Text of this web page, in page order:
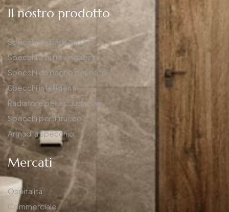
Il nostro prodotto
Specchi da bagno a LED
Specchi a tutta lunghezza
Specchi da bagno per hotel
Specchi intelligenti
Radiatore per asciugamani
Specchi per il trucco
Armadi a specchio
Mercati
Ospitalità
Commerciale